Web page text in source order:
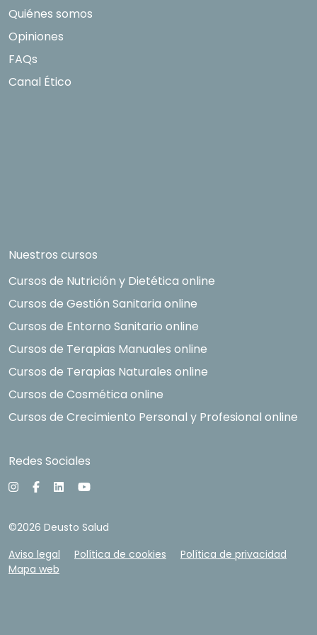
Quiénes somos
Opiniones
FAQs
Canal Ético
Nuestros cursos
Cursos de Nutrición y Dietética online
Cursos de Gestión Sanitaria online
Cursos de Entorno Sanitario online
Cursos de Terapias Manuales online
Cursos de Terapias Naturales online
Cursos de Cosmética online
Cursos de Crecimiento Personal y Profesional online
Redes Sociales
©2026 Deusto Salud
Aviso legal
Política de cookies
Política de privacidad
Mapa web